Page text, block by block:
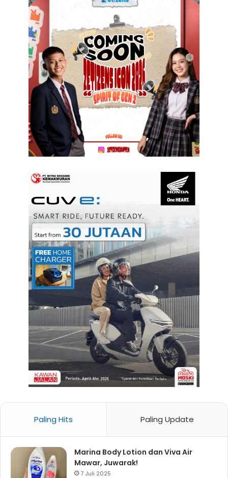
Paling Hits Paling Update
Marina Body Lotion dan Viva Air
Mawar, Juwarak!
7 Juli 2025